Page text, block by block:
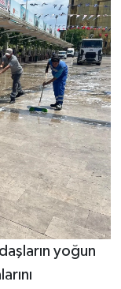
yoğun